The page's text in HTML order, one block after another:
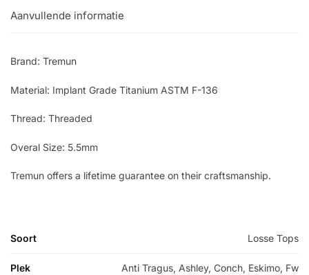
Aanvullende informatie
Brand: Tremun
Material: Implant Grade Titanium ASTM F-136
Thread: Threaded
Overal Size: 5.5mm
Tremun offers a lifetime guarantee on their craftsmanship.
Soort Losse Tops
Plek
Anti Tragus, Ashley, Conch, Eskimo, Fw